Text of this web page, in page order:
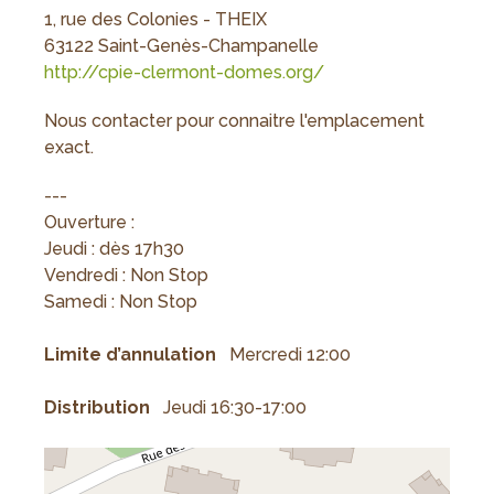
1, rue des Colonies - THEIX
63122 Saint-Genès-Champanelle
http://cpie-clermont-domes.org/
Nous contacter pour connaitre l'emplacement
exact.
---
Ouverture :
Jeudi : dès 17h30
Vendredi : Non Stop
Samedi : Non Stop
Limite d’annulation Mercredi 12:00
Distribution Jeudi 16:30-17:00